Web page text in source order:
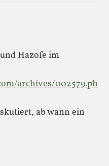
Hazofe im
archives/002579.ph
ab wann ein